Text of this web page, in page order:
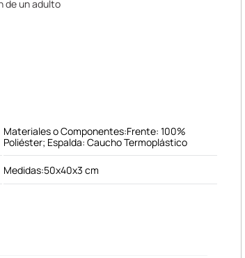
de un adulto
Materiales o Componentes:Frente: 100%
Poliéster; Espalda: Caucho Termoplástico
Medidas:50x40x3 cm